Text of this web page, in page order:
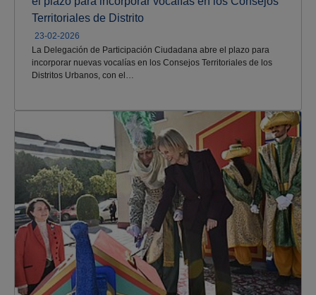
Territoriales de Distrito
23-02-2026
La Delegación de Participación Ciudadana abre el plazo para
incorporar nuevas vocalías en los Consejos Territoriales de los
Distritos Urbanos, con el…